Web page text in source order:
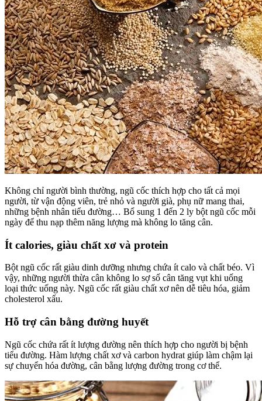
Không chỉ người bình thường, ngũ cốc thích hợp cho tất cả mọi
người, từ vận động viên, trẻ nhỏ và người già, phụ nữ mang thai,
những bệnh nhân tiểu đường… Bổ sung 1 đến 2 ly bột ngũ cốc mỗi
ngày để thu nạp thêm năng lượng mà không lo tăng cân.
Ít calories, giàu chất xơ và protein
Bột ngũ cốc rất giàu dinh dưỡng nhưng chứa ít calo và chất béo. Vì
vậy, những người thừa cân không lo sợ số cân tăng vụt khi uống
loại thức uống này. Ngũ cốc rất giàu chất xơ nên dễ tiêu hóa, giảm
cholesterol xấu.
Hỗ trợ cân bằng đường huyết
Ngũ cốc chứa rất ít lượng đường nên thích hợp cho người bị bệnh
tiểu đường. Hàm lượng chất xơ và carbon hydrat giúp làm chậm lại
sự chuyển hóa đường, cân bằng lượng đường trong cơ thể.